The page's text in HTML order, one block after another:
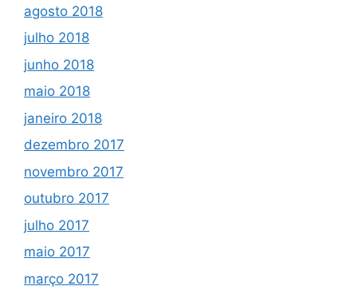
agosto 2018
julho 2018
junho 2018
maio 2018
janeiro 2018
dezembro 2017
novembro 2017
outubro 2017
julho 2017
maio 2017
março 2017